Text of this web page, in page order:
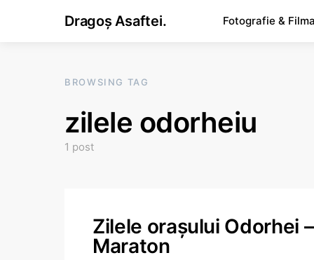
Dragoș Asaftei. Fotografie &
BROWSING TAG
zilele odorheiu
1 post
Zilele oraşului Odorhei –
Maraton